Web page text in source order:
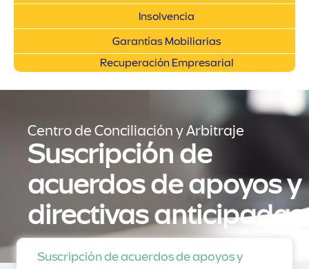
Insolvencia
Garantías Mobiliarias
Recuperación Empresarial
Centro de Conciliación y Arbitraje
Suscripción de
acuerdos de apoyos y
directivas anticipadas
Suscripción de acuerdos de apoyos y